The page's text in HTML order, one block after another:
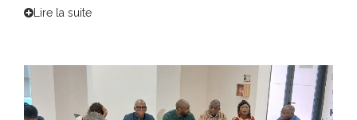
Lire la suite